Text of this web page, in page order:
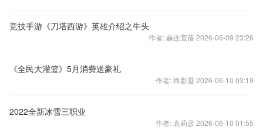
竞技手游《刀塔西游》英雄介绍之牛头
作者: 赫连宜蓓 2026-06-09 23:26
《全民大灌篮》5月消费送豪礼
作者: 终影凝 2026-06-10 03:19
2022全新冰雪三职业
作者: 袁莉彦 2026-06-10 01:55